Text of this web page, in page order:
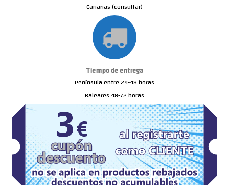
Canarias (consultar)
Tiempo de entrega
Península entre 24-48 horas
Baleares 48-72 horas